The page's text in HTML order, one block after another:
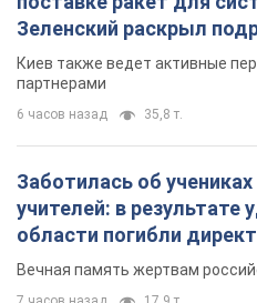
Зеленский раскрыл
Киев также ведет активные
партнерами
6 часов назад 35,8 т.
Заботилась об
учителей: в результате
области погибли
муж и внук
Вечная память жертвам